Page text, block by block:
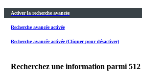
Activer la recherche avancée
Recherche avancée activée
Recherche avancée activée (Cliquer pour désactiver)
Recherchez une information parmi 512